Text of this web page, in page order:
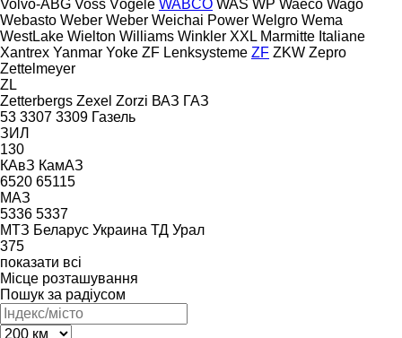
Volvo-ABG Voss Vögele WABCO WAŚ WP Waeco Wago
Webasto Weber Weber Weichai Power Welgro Wema
WestLake Wielton Williams Winkler XXL Marmitte Italiane
Xantrex Yanmar Yoke ZF Lenksysteme ZF ZKW Zepro
Zettelmeyer
ZL
Zetterbergs Zexel Zorzi ВАЗ ГАЗ
53 3307 3309 Газель
ЗИЛ
130
КАвЗ КамАЗ
6520 65115
МАЗ
5336 5337
МТЗ Беларус Украина ТД Урал
375
показати всі
Місце розташування
Пошук за радіусом